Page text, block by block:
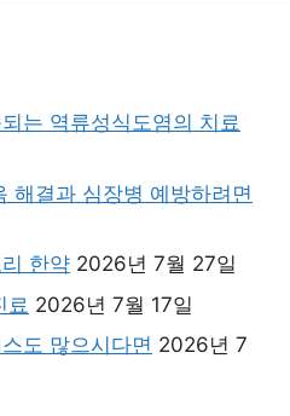
는 역류성식도염의 치료
해결과 심장병 예방하려면
한약 2026년 7월 27일
료 2026년 7월 17일
도 많으시다면 2026년 7